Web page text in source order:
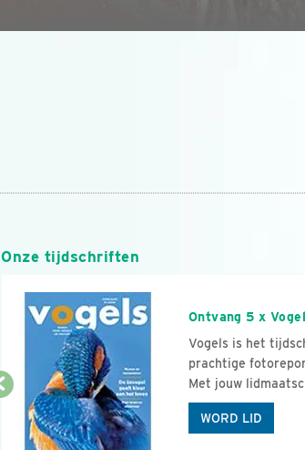
Onze tijdschriften
Ontvang 5 x
Vogels is het
prachtige
Met jouw
WORD LID